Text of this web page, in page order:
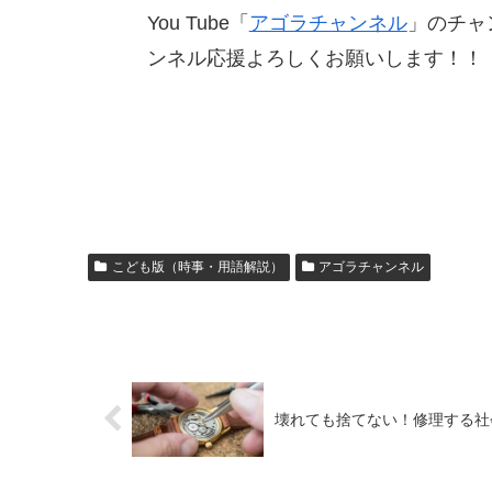
You Tube「 アゴラチャンネル」のチャ
ンネル応援よろしくお願いします！！
こども版（時事・用語解説） アゴラチャンネル
壊れても捨てない！修理する